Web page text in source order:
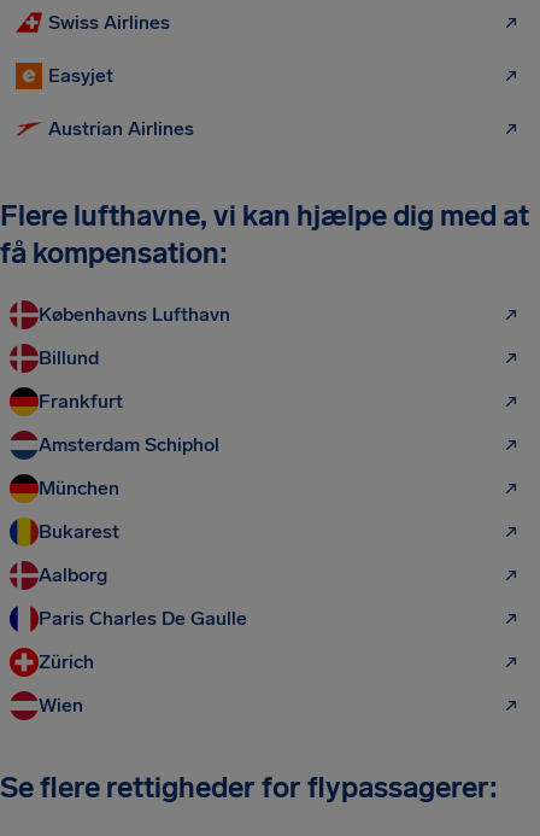
Swiss Airlines
Easyjet
Austrian Airlines
Flere lufthavne, vi kan hjælpe dig med at
få kompensation:
Københavns Lufthavn
Billund
Frankfurt
Amsterdam Schiphol
München
Bukarest
Aalborg
Paris Charles De Gaulle
Zürich
Wien
Se flere rettigheder for flypassagerer: